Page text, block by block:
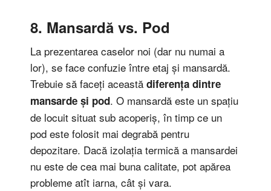
8. Mansardă vs. Pod
La prezentarea caselor noi (dar nu numai a
lor), se face confuzie între etaj și mansardă.
Trebuie să faceți această diferența dintre
mansarde și pod. O mansardă este un spațiu
de locuit situat sub acoperiș, în timp ce un
pod este folosit mai degrabă pentru
depozitare. Dacă izolația termică a mansardei
nu este de cea mai buna calitate, pot apărea
probleme atît iarna, cât și vara.